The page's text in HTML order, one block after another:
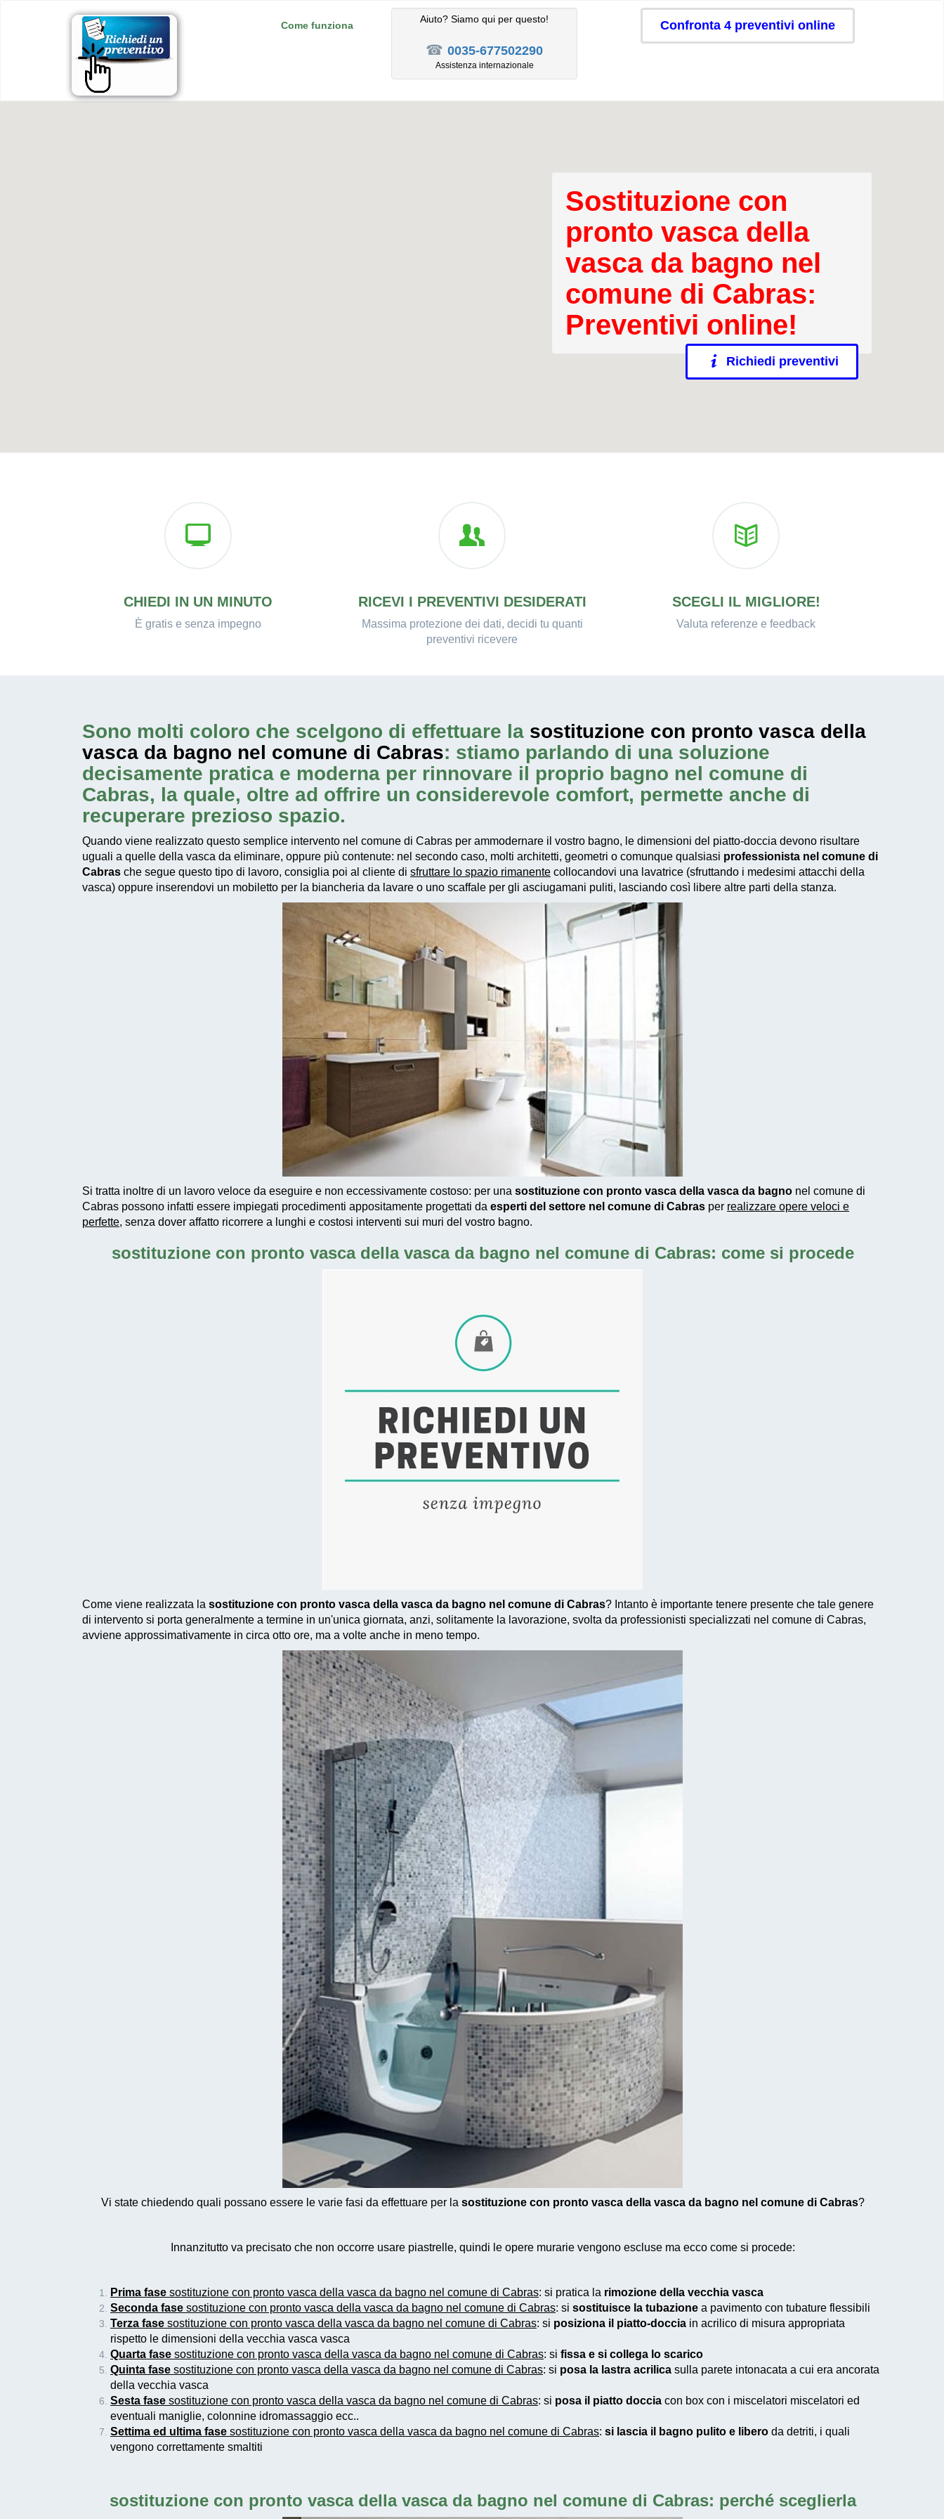
Come funziona
Aiuto? Siamo qui per questo!
☎ 0035-677502290
Assistenza internazionale
Confronta 4 preventivi online
Sostituzione con
pronto vasca della
vasca da bagno nel
comune di Cabras:
Preventivi online!
Richiedi preventivi
CHIEDI IN UN MINUTO
È gratis e senza impegno
RICEVI I PREVENTIVI DESIDERATI
Massima protezione dei dati, decidi tu quanti
preventivi ricevere
SCEGLI IL MIGLIORE!
Valuta referenze e feedback
Sono molti coloro che scelgono di effettuare la sostituzione con pronto vasca della
vasca da bagno nel comune di Cabras: stiamo parlando di una soluzione
decisamente pratica e moderna per rinnovare il proprio bagno nel comune di
Cabras, la quale, oltre ad offrire un considerevole comfort, permette anche di
recuperare prezioso spazio.
Quando viene realizzato questo semplice intervento nel comune di Cabras per ammodernare il vostro bagno, le dimensioni del piatto-doccia devono risultare
uguali a quelle della vasca da eliminare, oppure più contenute: nel secondo caso, molti architetti, geometri o comunque qualsiasi professionista nel comune di
Cabras che segue questo tipo di lavoro, consiglia poi al cliente di sfruttare lo spazio rimanente collocandovi una lavatrice (sfruttando i medesimi attacchi della
vasca) oppure inserendovi un mobiletto per la biancheria da lavare o uno scaffale per gli asciugamani puliti, lasciando così libere altre parti della stanza.
Si tratta inoltre di un lavoro veloce da eseguire e non eccessivamente costoso: per una sostituzione con pronto vasca della vasca da bagno nel comune di
Cabras possono infatti essere impiegati procedimenti appositamente progettati da esperti del settore nel comune di Cabras per realizzare opere veloci e
perfette, senza dover affatto ricorrere a lunghi e costosi interventi sui muri del vostro bagno.
sostituzione con pronto vasca della vasca da bagno nel comune di Cabras: come si procede
Come viene realizzata la sostituzione con pronto vasca della vasca da bagno nel comune di Cabras? Intanto è importante tenere presente che tale genere
di intervento si porta generalmente a termine in un'unica giornata, anzi, solitamente la lavorazione, svolta da professionisti specializzati nel comune di Cabras,
avviene approssimativamente in circa otto ore, ma a volte anche in meno tempo.
Vi state chiedendo quali possano essere le varie fasi da effettuare per la sostituzione con pronto vasca della vasca da bagno nel comune di Cabras?
Innanzitutto va precisato che non occorre usare piastrelle, quindi le opere murarie vengono escluse ma ecco come si procede:
Prima fase sostituzione con pronto vasca della vasca da bagno nel comune di Cabras: si pratica la rimozione della vecchia vasca
Seconda fase sostituzione con pronto vasca della vasca da bagno nel comune di Cabras: si sostituisce la tubazione a pavimento con tubature flessibili
Terza fase sostituzione con pronto vasca della vasca da bagno nel comune di Cabras: si posiziona il piatto-doccia in acrilico di misura appropriata
rispetto le dimensioni della vecchia vasca vasca
Quarta fase sostituzione con pronto vasca della vasca da bagno nel comune di Cabras: si fissa e si collega lo scarico
Quinta fase sostituzione con pronto vasca della vasca da bagno nel comune di Cabras: si posa la lastra acrilica sulla parete intonacata a cui era ancorata
della vecchia vasca
Sesta fase sostituzione con pronto vasca della vasca da bagno nel comune di Cabras: si posa il piatto doccia con box con i miscelatori miscelatori ed
eventuali maniglie, colonnine idromassaggio ecc..
Settima ed ultima fase sostituzione con pronto vasca della vasca da bagno nel comune di Cabras: si lascia il bagno pulito e libero da detriti, i quali
vengono correttamente smaltiti
sostituzione con pronto vasca della vasca da bagno nel comune di Cabras: perché sceglierla